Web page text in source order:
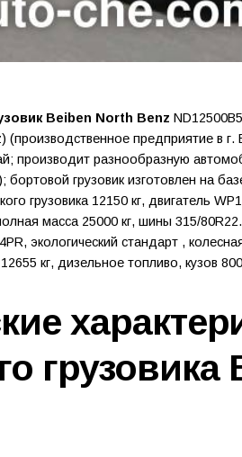
Beiben North Benz
(производственное предприятие в
производит разнообразную
бортовой грузовик изготовлен на
грузовика 12150 кг, двигатель
масса 25000 кг, шины 315/
экологический стандарт ,
кг, дизельное топливо, кузов